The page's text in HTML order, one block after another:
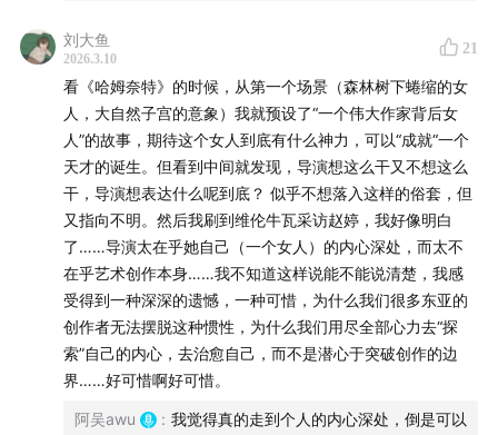
关于延宕的世纪之辩
布鲁姆痛批弗洛伊德
蒙田怀疑论和新教的精神真空
阿吴：艺术创作需要神秘的灵感
00:59:58 莎士比亚的虚构形象
莎士比亚的幽灵
《莎翁情史》是一个转折点
几种莎翁形象的模式
先解构，再封神
索隐模式
《都是真的》也讲了哈姆奈特
抄袭犯莎士比亚
刘大鱼
2026.3.10
21
看《哈姆奈特》的时候，从第一个场景（森林树下蜷缩的女
人，大自然子宫的意象）我就预设了“一个伟大作家背后女
人”的故事，期待这个女人到底有什么神力，可以“成就“一个
天才的诞生。但看到中间就发现，导演想这么干又不想这么
干，导演想表达什么呢到底？ 似乎不想落入这样的俗套，但
又指向不明。然后我刷到维伦牛瓦采访赵婷，我好像明白
了……导演太在乎她自己（一个女人）的内心深处，而太不
在乎艺术创作本身……我不知道这样说能不能说清楚，我感
受得到一种深深的遗憾，一种可惜，为什么我们很多东亚的
创作者无法摆脱这种惯性，为什么我们用尽全部心力去“探
索”自己的内心，去治愈自己，而不是潜心于突破创作的边
界……好可惜啊好可惜。
阿吴awu : 我觉得真的走到个人的内心深处，倒是可以